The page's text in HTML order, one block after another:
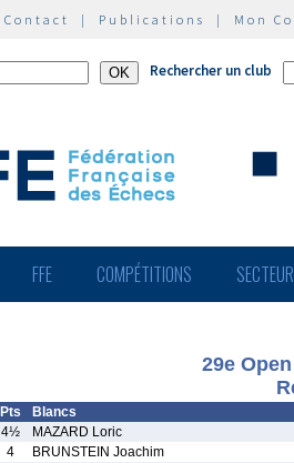
Contact | Publications | Mon
Rechercher un club
FFE COMPÉTITIONS
29e
Pts
Blancs
4½
MAZARD Loric
4
BRUNSTEIN Joachim